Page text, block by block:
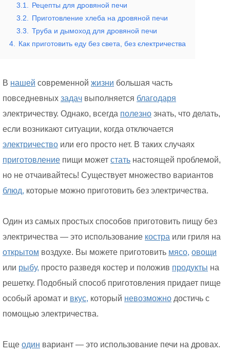
3.1.
Рецепты для дровяной печи
3.2.
Приготовление хлеба на дровяной печи
3.3.
Труба и дымоход для дровяной печи
4.
Как приготовить еду без света, без єлектричества
В нашей современной жизни большая часть
повседневных задач выполняется благодаря
электричеству. Однако, всегда полезно знать, что делать,
если возникают ситуации, когда отключается
электричество или его просто нет. В таких случаях
приготовление пищи может стать настоящей проблемой,
но не отчаивайтесь! Существует множество вариантов
блюд, которые можно приготовить без электричества.
Один из самых простых способов приготовить пищу без
электричества — это использование костра или гриля на
открытом воздухе. Вы можете приготовить мясо, овощи
или рыбу, просто разведя костер и положив продукты на
решетку. Подобный способ приготовления придает пище
особый аромат и вкус, который невозможно достичь с
помощью электричества.
Еще один вариант — это использование печи на дровах.